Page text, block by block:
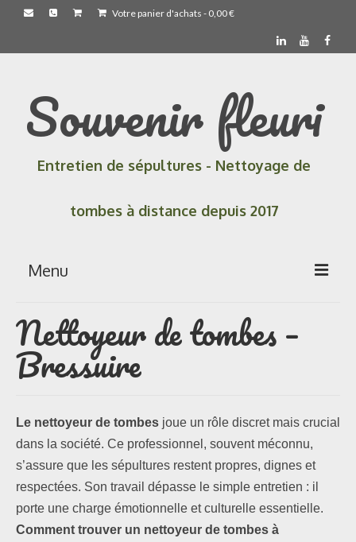
Votre panier d'achats - 0,00€
Souvenir fleuri
Entretien de sépultures - Nettoyage de
tombes à distance depuis 2017
Menu
Les prestations
Les compositions
Lieux d’intervention
Actualités
Nettoyeur de tombes –
Bressuire
Le nettoyeur de tombes joue un rôle discret mais crucial
dans la société. Ce professionnel, souvent méconnu,
s’assure que les sépultures restent propres, dignes et
respectées. Son travail dépasse le simple entretien : il
porte une charge émotionnelle et culturelle essentielle.
Comment trouver un nettoyeur de tombes à